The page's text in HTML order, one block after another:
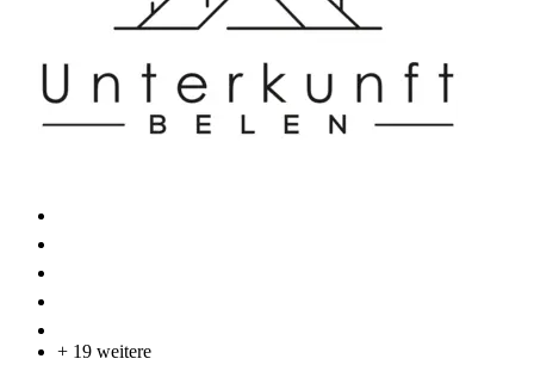
+ 19 weitere